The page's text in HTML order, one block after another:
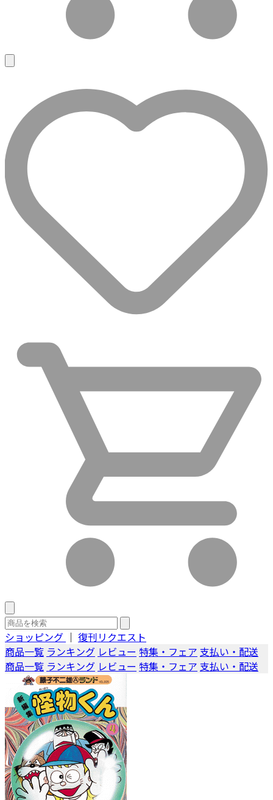
ショッピング ｜ 復刊リクエスト
商品一覧 ランキング レビュー 特集・フェア 支払い・配送
商品一覧 ランキング レビュー 特集・フェア 支払い・配送